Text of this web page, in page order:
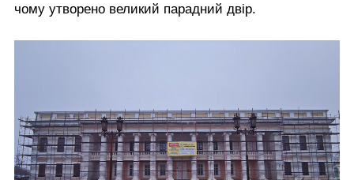
чому утворено великий парадний двір.